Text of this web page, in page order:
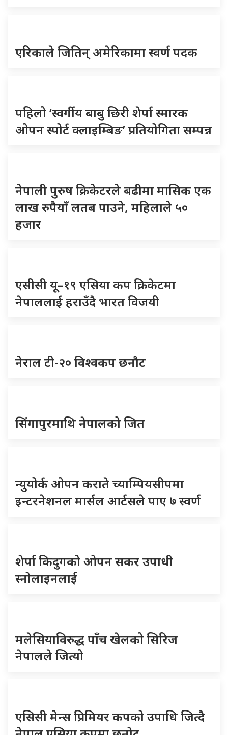
एरिकाले जितिन् अमेरिकामा स्वर्ण पदक
पहिलो ‘स्वर्गीय बाबु छिरी शेर्पा स्मारक
ओपन स्पोर्ट क्लाइम्बिङ’ प्रतियोगिता सम्पन्न
नेपाली पुरुष क्रिकेटरले बढीमा मासिक एक
लाख रुपैयाँ लतब पाउने, महिलाले ५०
हजार
एसीसी यू–१९ एसिया कप क्रिकेटमा
नेपाललाई हराउँदै भारत विजयी
नेराल टी-२० विश्वकप छनौट
सिंगापुरमाथि नेपालको जित
न्युयोर्क ओपन कराते च्याम्पियसीपमा
इन्टरनेशनल मार्सल आर्टसले पाए ७ स्वर्ण
शेर्पा किदुगको ओपन सकर उपाधी
स्नोलाइनलाई
मलेसियाविरुद्ध पाँच खेलको सिरिज
नेपालले जित्यो
एसिसी मेन्स प्रिमियर कपको उपाधि जित्दै